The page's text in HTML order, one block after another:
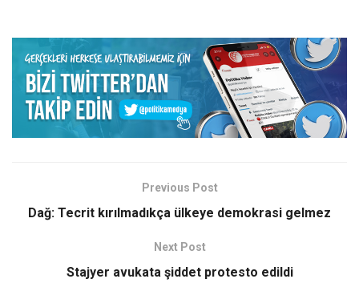
Previous Post
Dağ: Tecrit kırılmadıkça ülkeye demokrasi gelmez
Next Post
Stajyer avukata şiddet protesto edildi